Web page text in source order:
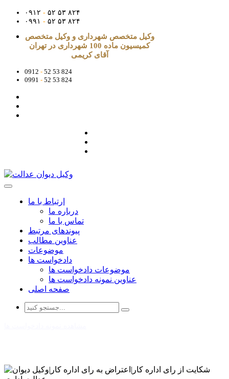
۰۹۱۲ - ۵۲ ۵۳ ۸۲۴
۰۹۹۱ - ۵۲ ۵۳ ۸۲۴
وکیل متخصص شهرداری و وکیل متخصص
کمیسیون ماده 100 شهرداری در تهران
آقای کریمی
0912 - 52 53 824
0991 - 52 53 824
ارتباط با ما
درباره ما
تماس با ما
پیوندهای مرتبط
عناوین مطالب
موضوعات
دادخواست ها
موضوعات دادخواست ها
عناوین نمونه دادخواست ها
صفحه اصلی